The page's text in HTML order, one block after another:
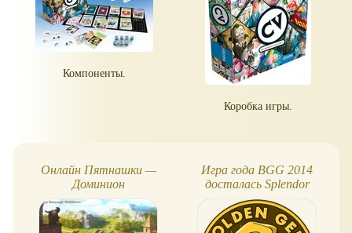
Компоненты.
Коробка игры.
Онлайн Пятнашки —
Доминион
Игра года BGG 2014
досталась Splendor